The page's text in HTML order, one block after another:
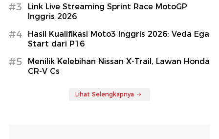
#3
Link Live Streaming Sprint Race MotoGP
Inggris 2026
#4
Hasil Kualifikasi Moto3 Inggris 2026: Veda Ega
Start dari P16
#5
Menilik Kelebihan Nissan X-Trail, Lawan Honda
CR-V Cs
Lihat Selengkapnya